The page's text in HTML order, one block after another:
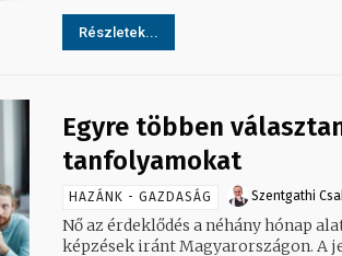
Részletek...
Egyre többen
tanfolyamokat
HAZÁNK - GAZDASÁG Szentgathi
Nő az érdeklődés a néhány hónap
képzések iránt Magyarországon. A